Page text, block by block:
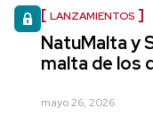
LANZAMIENTOS
NatuMalta y
malta de los
mayo 26, 2026